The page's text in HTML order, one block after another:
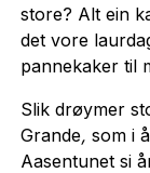
store? Alt ein
det vore
pannekaker til
Slik drøymer
Grande, som i
Aasentunet si